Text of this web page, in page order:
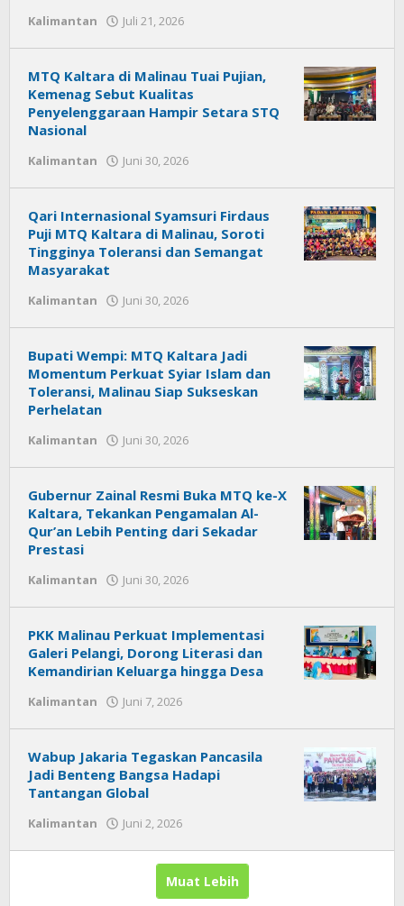
Kalimantan Juli 21, 2026
MTQ Kaltara di Malinau Tuai Pujian,
Kemenag Sebut Kualitas
Penyelenggaraan Hampir Setara STQ
Nasional
Kalimantan Juni 30, 2026
Qari Internasional Syamsuri Firdaus
Puji MTQ Kaltara di Malinau, Soroti
Tingginya Toleransi dan Semangat
Masyarakat
Kalimantan Juni 30, 2026
Bupati Wempi: MTQ Kaltara Jadi
Momentum Perkuat Syiar Islam dan
Toleransi, Malinau Siap Sukseskan
Perhelatan
Kalimantan Juni 30, 2026
Gubernur Zainal Resmi Buka MTQ ke-X
Kaltara, Tekankan Pengamalan Al-
Qur’an Lebih Penting dari Sekadar
Prestasi
Kalimantan Juni 30, 2026
PKK Malinau Perkuat Implementasi
Galeri Pelangi, Dorong Literasi dan
Kemandirian Keluarga hingga Desa
Kalimantan Juni 7, 2026
Wabup Jakaria Tegaskan Pancasila
Jadi Benteng Bangsa Hadapi
Tantangan Global
Kalimantan Juni 2, 2026
Muat Lebih